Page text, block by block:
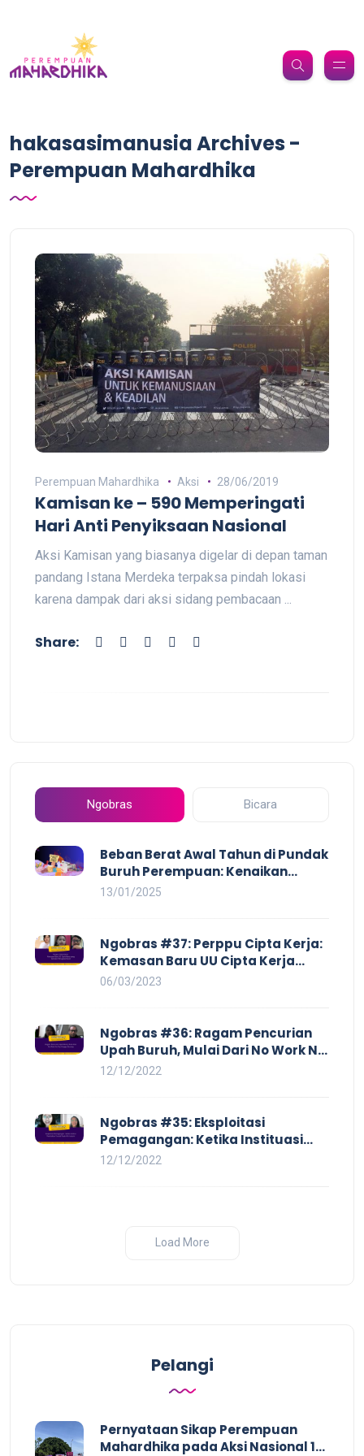
hakasasimanusia Archives -
Perempuan Mahardhika
Perempuan Mahardhika Aksi 28/06/2019
Kamisan ke – 590 Memperingati
Hari Anti Penyiksaan Nasional
Aksi Kamisan yang biasanya digelar di depan taman
pandang Istana Merdeka terpaksa pindah lokasi
karena dampak dari aksi sidang pembacaan ...
Share:
Ngobras Bicara
Beban Berat Awal Tahun di Pundak
Buruh Perempuan: Kenaikan
Harga yang Mencekik, Ancaman
13/01/2025
Ngobras #37: Perppu Cipta Kerja:
Kemasan Baru UU Cipta Kerja
yang Semakin Merugikan Buruh
06/03/2023
Ngobras #36: Ragam Pencurian
Upah Buruh, Mulai Dari No Work No
Pay Hingga Skorsing
12/12/2022
Ngobras #35: Eksploitasi
Pemagangan: Ketika Instituasi
Pendidikan Tunduk pada Hilir
12/12/2022
Load More
Pelangi
Pernyataan Sikap Perempuan
Mahardhika pada Aksi Nasional 16